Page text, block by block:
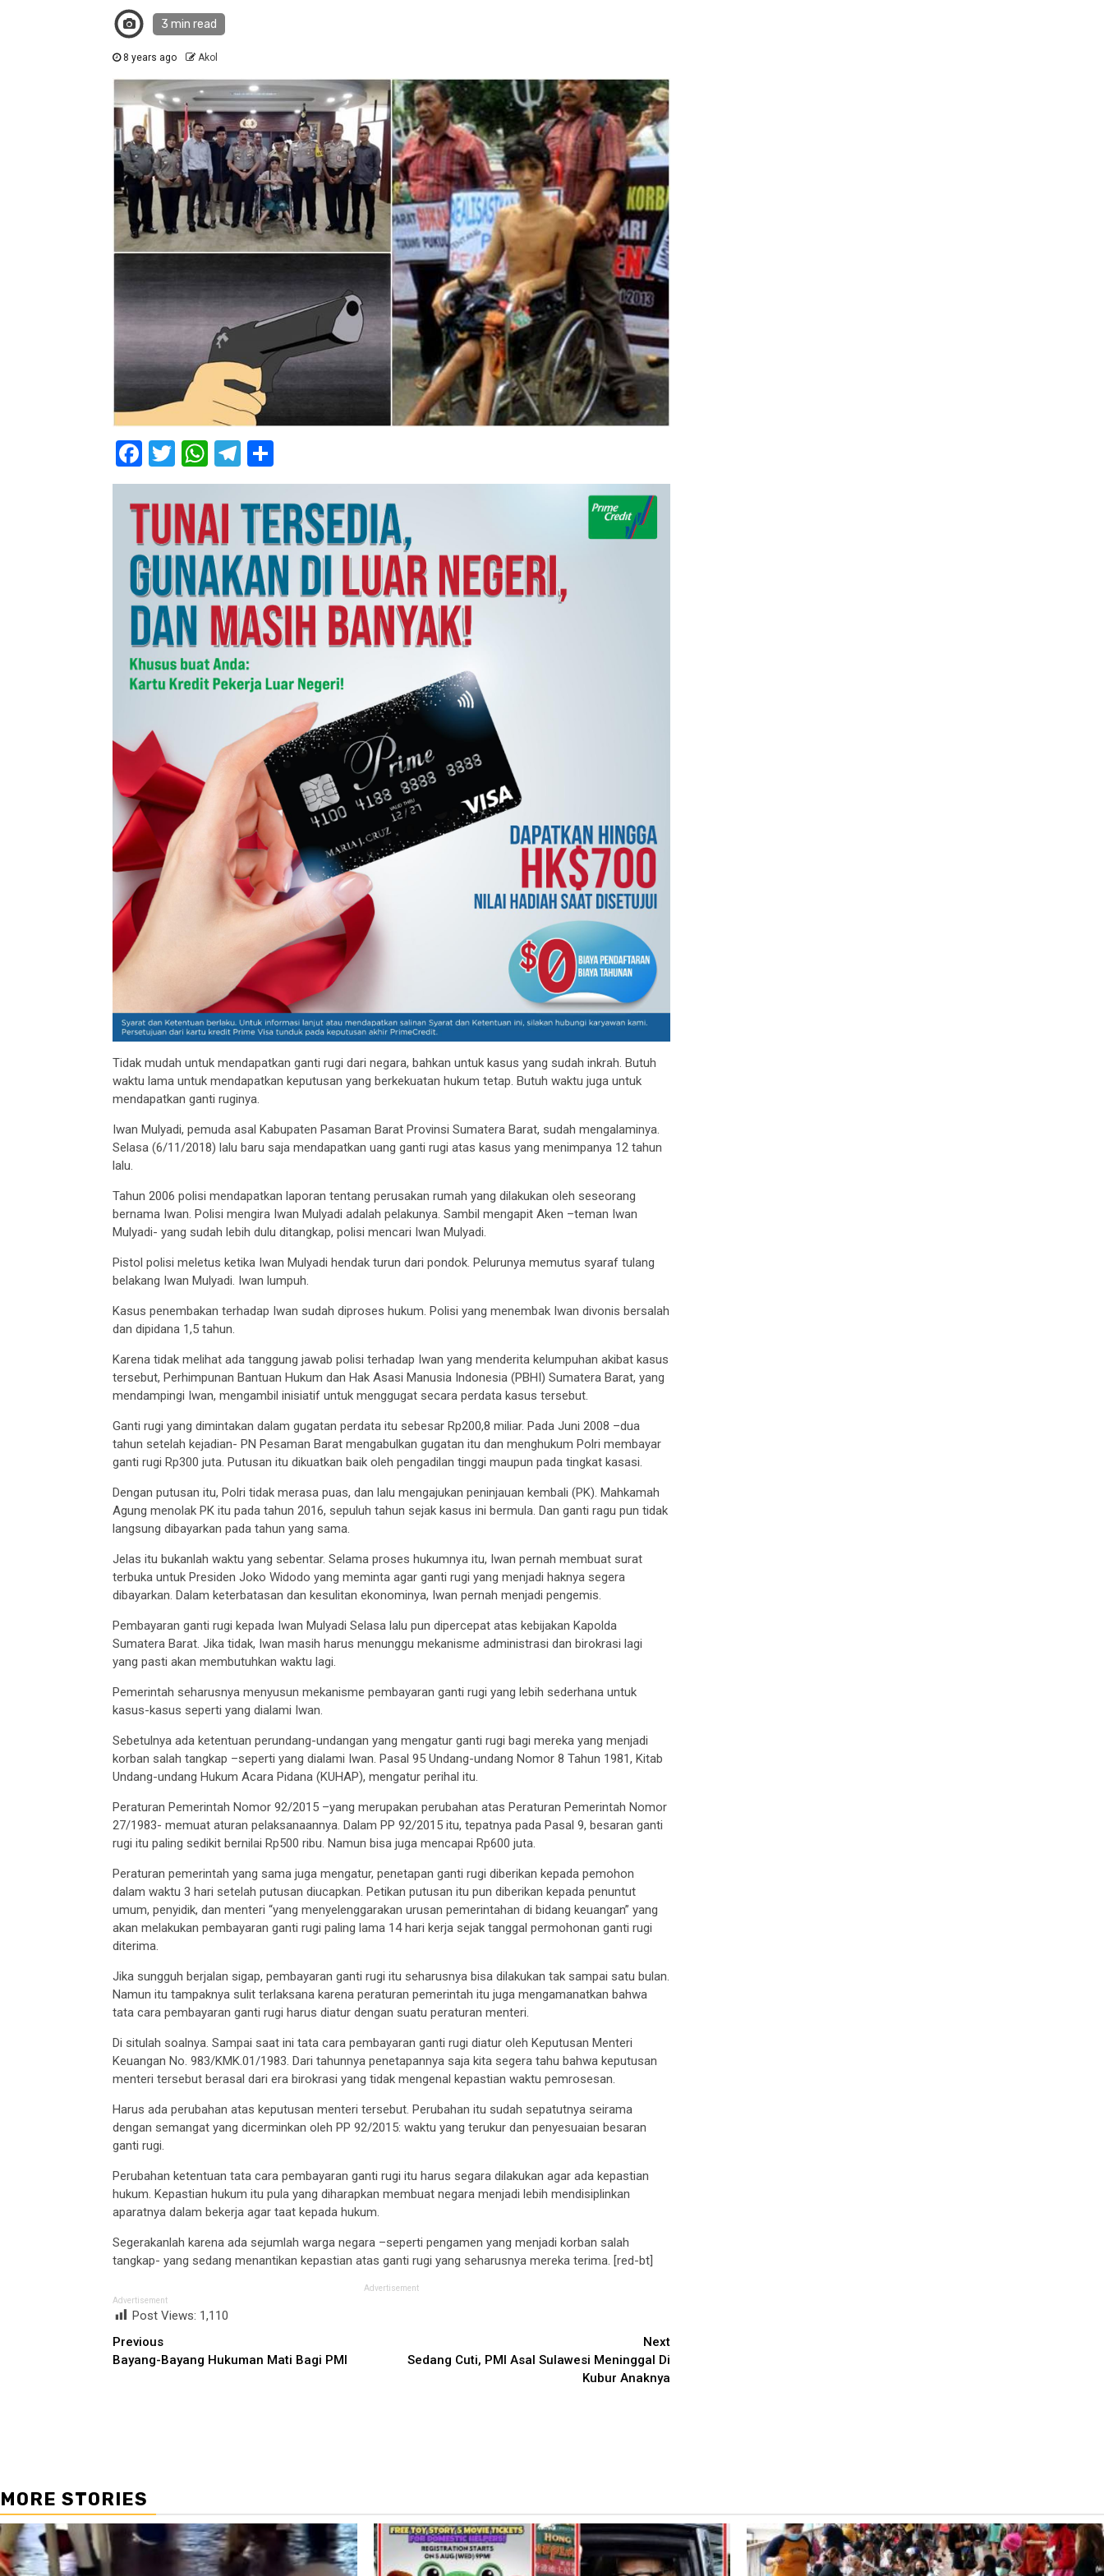
3 min read
8 years ago Akol
Facebook
Twitter
WhatsApp
Telegram
Tidak mudah untuk mendapatkan ganti rugi dari negara, bahkan untuk kasus yang sudah inkrah. Butuh
waktu lama untuk mendapatkan keputusan yang berkekuatan hukum tetap. Butuh waktu juga untuk
mendapatkan ganti ruginya.
Iwan Mulyadi, pemuda asal Kabupaten Pasaman Barat Provinsi Sumatera Barat, sudah mengalaminya.
Selasa (6/11/2018) lalu baru saja mendapatkan uang ganti rugi atas kasus yang menimpanya 12 tahun
lalu.
Tahun 2006 polisi mendapatkan laporan tentang perusakan rumah yang dilakukan oleh seseorang
bernama Iwan. Polisi mengira Iwan Mulyadi adalah pelakunya. Sambil mengapit Aken –teman Iwan
Mulyadi- yang sudah lebih dulu ditangkap, polisi mencari Iwan Mulyadi.
Pistol polisi meletus ketika Iwan Mulyadi hendak turun dari pondok. Pelurunya memutus syaraf tulang
belakang Iwan Mulyadi. Iwan lumpuh.
Kasus penembakan terhadap Iwan sudah diproses hukum. Polisi yang menembak Iwan divonis bersalah
dan dipidana 1,5 tahun.
Karena tidak melihat ada tanggung jawab polisi terhadap Iwan yang menderita kelumpuhan akibat kasus
tersebut, Perhimpunan Bantuan Hukum dan Hak Asasi Manusia Indonesia (PBHI) Sumatera Barat, yang
mendampingi Iwan, mengambil inisiatif untuk menggugat secara perdata kasus tersebut.
Ganti rugi yang dimintakan dalam gugatan perdata itu sebesar Rp200,8 miliar. Pada Juni 2008 –dua
tahun setelah kejadian- PN Pesaman Barat mengabulkan gugatan itu dan menghukum Polri membayar
ganti rugi Rp300 juta. Putusan itu dikuatkan baik oleh pengadilan tinggi maupun pada tingkat kasasi.
Dengan putusan itu, Polri tidak merasa puas, dan lalu mengajukan peninjauan kembali (PK). Mahkamah
Agung menolak PK itu pada tahun 2016, sepuluh tahun sejak kasus ini bermula. Dan ganti ragu pun tidak
langsung dibayarkan pada tahun yang sama.
Jelas itu bukanlah waktu yang sebentar. Selama proses hukumnya itu, Iwan pernah membuat surat
terbuka untuk Presiden Joko Widodo yang meminta agar ganti rugi yang menjadi haknya segera
dibayarkan. Dalam keterbatasan dan kesulitan ekonominya, Iwan pernah menjadi pengemis.
Pembayaran ganti rugi kepada Iwan Mulyadi Selasa lalu pun dipercepat atas kebijakan Kapolda
Sumatera Barat. Jika tidak, Iwan masih harus menunggu mekanisme administrasi dan birokrasi lagi
yang pasti akan membutuhkan waktu lagi.
Pemerintah seharusnya menyusun mekanisme pembayaran ganti rugi yang lebih sederhana untuk
kasus-kasus seperti yang dialami Iwan.
Sebetulnya ada ketentuan perundang-undangan yang mengatur ganti rugi bagi mereka yang menjadi
korban salah tangkap –seperti yang dialami Iwan. Pasal 95 Undang-undang Nomor 8 Tahun 1981, Kitab
Undang-undang Hukum Acara Pidana (KUHAP), mengatur perihal itu.
Peraturan Pemerintah Nomor 92/2015 –yang merupakan perubahan atas Peraturan Pemerintah Nomor
27/1983- memuat aturan pelaksanaannya. Dalam PP 92/2015 itu, tepatnya pada Pasal 9, besaran ganti
rugi itu paling sedikit bernilai Rp500 ribu. Namun bisa juga mencapai Rp600 juta.
Peraturan pemerintah yang sama juga mengatur, penetapan ganti rugi diberikan kepada pemohon
dalam waktu 3 hari setelah putusan diucapkan. Petikan putusan itu pun diberikan kepada penuntut
umum, penyidik, dan menteri “yang menyelenggarakan urusan pemerintahan di bidang keuangan” yang
akan melakukan pembayaran ganti rugi paling lama 14 hari kerja sejak tanggal permohonan ganti rugi
diterima.
Jika sungguh berjalan sigap, pembayaran ganti rugi itu seharusnya bisa dilakukan tak sampai satu bulan.
Namun itu tampaknya sulit terlaksana karena peraturan pemerintah itu juga mengamanatkan bahwa
tata cara pembayaran ganti rugi harus diatur dengan suatu peraturan menteri.
Di situlah soalnya. Sampai saat ini tata cara pembayaran ganti rugi diatur oleh Keputusan Menteri
Keuangan No. 983/KMK.01/1983. Dari tahunnya penetapannya saja kita segera tahu bahwa keputusan
menteri tersebut berasal dari era birokrasi yang tidak mengenal kepastian waktu pemrosesan.
Harus ada perubahan atas keputusan menteri tersebut. Perubahan itu sudah sepatutnya seirama
dengan semangat yang dicerminkan oleh PP 92/2015: waktu yang terukur dan penyesuaian besaran
ganti rugi.
Perubahan ketentuan tata cara pembayaran ganti rugi itu harus segara dilakukan agar ada kepastian
hukum. Kepastian hukum itu pula yang diharapkan membuat negara menjadi lebih mendisiplinkan
aparatnya dalam bekerja agar taat kepada hukum.
Segerakanlah karena ada sejumlah warga negara –seperti pengamen yang menjadi korban salah
tangkap- yang sedang menantikan kepastian atas ganti rugi yang seharusnya mereka terima. [red-bt]
Advertisement
Advertisement
Post Views: 1,110
Continue
Reading
Previous
Bayang-Bayang Hukuman Mati Bagi PMI
Next
Sedang Cuti, PMI Asal Sulawesi Meninggal Di
Kubur Anaknya
MORE STORIES